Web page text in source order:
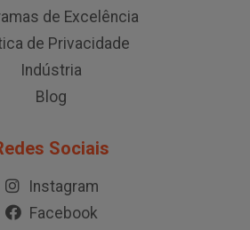
de Excelência
de Privacidade
Indústria
Blog
Sociais
Instagram
Facebook